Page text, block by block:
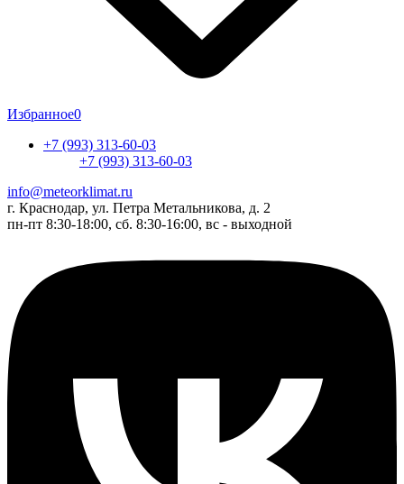
Избранное0
+7 (993) 313-60-03
+7 (993) 313-60-03
info@meteorklimat.ru
г. Краснодар, ул. Петра Метальникова, д. 2
пн-пт 8:30-18:00, сб. 8:30-16:00, вс - выходной